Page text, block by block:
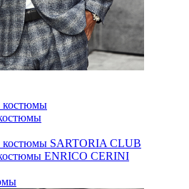
костюмы
костюмы SARTORIA CLUB
ENRICO CERINI